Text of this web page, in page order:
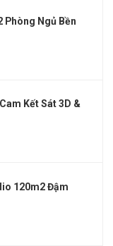
Phòng Ngủ Bền
Kết Sát 3D &
120m2 Đậm